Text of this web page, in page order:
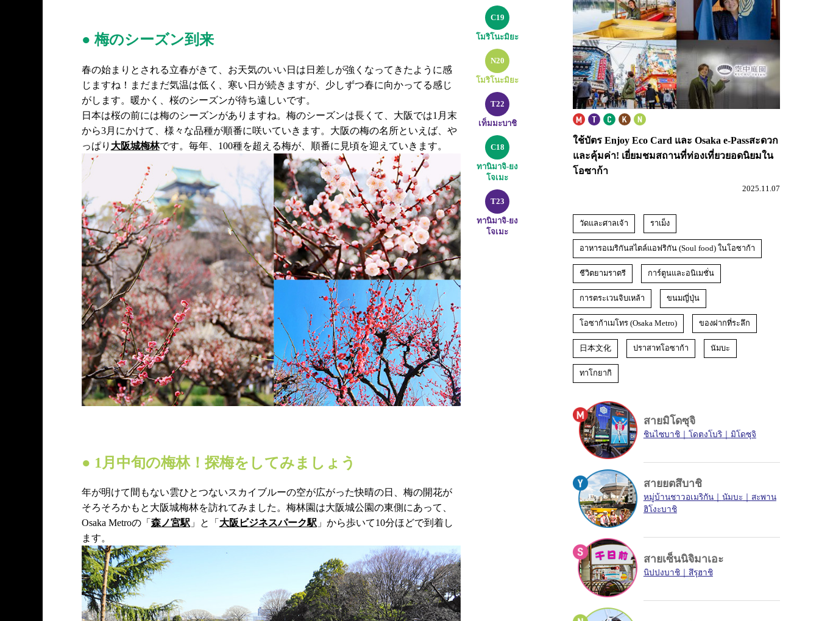
● 梅のシーズン到来
春の始まりとされる立春がきて、お天気のいい日は日差しが強くなってきたように感
じますね！まだまだ気温は低く、寒い日が続きますが、少しずつ春に向かってる感じ
がします。暖かく、桜のシーズンが待ち遠しいです。
日本は桜の前には梅のシーズンがありますね。梅のシーズンは長くて、大阪では1月末
から3月にかけて、様々な品種が順番に咲いていきます。大阪の梅の名所といえば、や
っぱり 大阪城梅林です。毎年、100種を超える梅が、順番に見頃を迎えていきます。
● 1月中旬の梅林！探梅をしてみましょう
年が明けて間もない雲ひとつないスカイブルーの空が広がった快晴の日、梅の開花が
そろそろかもと大阪城梅林を訪れてみました。梅林園は大阪城公園の東側にあって、
Osaka Metroの「 森ノ宮駅」と「 大阪ビジネスパーク駅」から歩いて10分ほどで到着し
ます。
C19
โมริโนะมิยะ
N20
โมริโนะมิยะ
T22
เท็มมะบาชิ
C18
ทานิมาจิ-ยง
โจเมะ
T23
ทานิมาจิ-ยง
โจเมะ
ใช้บัตร Enjoy Eco Card และ Osaka e-Passสะดวก
และคุ้มค่า! เยี่ยมชมสถานที่ท่องเที่ยวยอดนิยมใน
โอซาก้า
2025.11.07
วัดและศาลเจ้า ราเม็ง
อาหารอเมริกันสไตล์แอฟริกัน (Soul food) ในโอซาก้า
ชีวิตยามราตรี การ์ตูนและอนิเมชั่น
การตระเวนจิบเหล้า ขนมญี่ปุ่น
โอซาก้าเมโทร (Osaka Metro) ของฝากที่ระลึก
日本文化 ปราสาทโอซาก้า นัมบะ
ทาโกยากิ
สายมิโดซุจิ
ชินไซบาชิ โดตงโบริ มิโดซุจิ
สายยตสึบาชิ
หมู่บ้านชาวอเมริกัน นัมบะ
สะพาน
ฮิโงะบาชิ
สายเซ็นนิจิมาเอะ
นิปปงบาชิ สึรุฮาชิ